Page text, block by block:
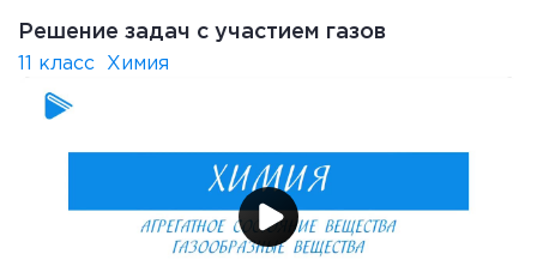
Решение задач с участием газов
11 класс Химия